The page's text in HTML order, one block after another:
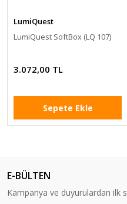
LumiQuest
LumiQuest SoftBox (LQ 107)
3.072,00 TL
Sepete Ekle
E-BÜLTEN
Kampanya ve duyurulardan ilk